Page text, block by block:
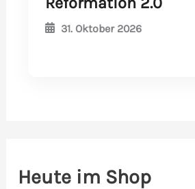
31. Oktober 2026
Heute im Shop